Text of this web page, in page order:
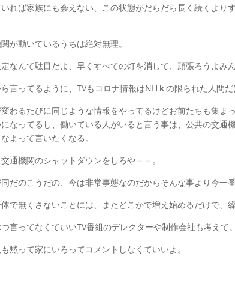
れば家族にも会えない、この状態がだらだら長く続くよ
が動いているうちは絶対無理。
なんて駄目だよ、早くすべての灯を消して、頑張ろうよみん
言ってるように、TVもコロナ情報はNH ｋの限られた人間
わるたびに同じような情報をやってるけどお前たちも集
なってるし、働いている人がいると言う事は、公共の交
よって言いたくなる。
通機関のシャットダウンをしろや＝＝。
だのこうだの、今は非常事態なのだからそんな事より今
で無くさないことには、またどこかで増え始めるだけで、繰
言ってなくていいTV番組のデレクターや制作会社も考えて。
黙って家にいろってコメントしなくていいよ。